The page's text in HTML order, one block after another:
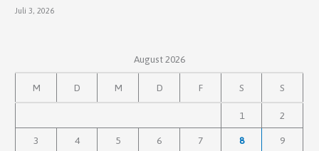
Juli 3, 2026
August 2026
M D M D F S S
1 2
3 4 5 6 7 8 9